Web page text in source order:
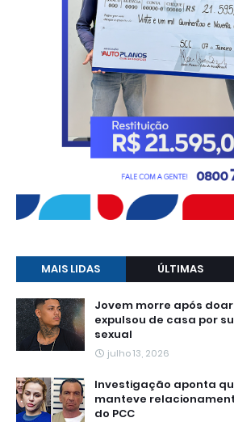
MAIS LIDAS ÚLTIMAS
Jovem morre após
expulsou de casa por
sexual
julho 13, 2026
Investigação aponta
manteve
do PCC